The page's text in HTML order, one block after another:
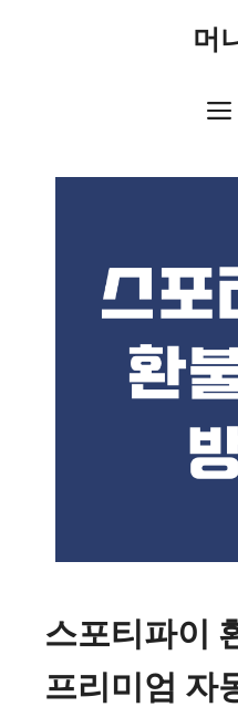
머
스포티파이
프리미엄 자